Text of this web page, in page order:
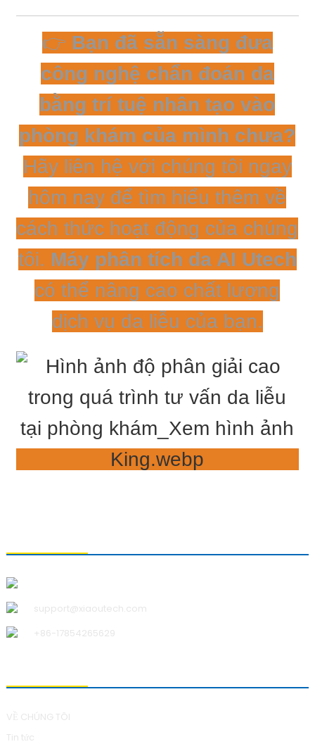
👉 Bạn đã sẵn sàng đưa
công nghệ chẩn đoán da
bằng trí tuệ nhân tạo vào
phòng khám của mình chưa?
Hãy liên hệ với chúng tôi ngay
hôm nay để tìm hiểu thêm về
cách thức hoạt động của chúng
tôi. Máy phân tích da AI Utech
có thể nâng cao chất lượng
dịch vụ da liễu của bạn.
support@xiaoutech.com
+86-17854265629
VỀ CHÚNG TÔI
Tin tức